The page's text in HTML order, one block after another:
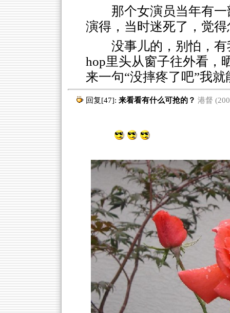
那个女演员当年有一
演得，当时迷死了，觉
没事儿的，别怕，
hop里头从窗子往外看，
来一句“没摔疼了吧”我
回复[47]: 来看看有什么可抢的？ 港督